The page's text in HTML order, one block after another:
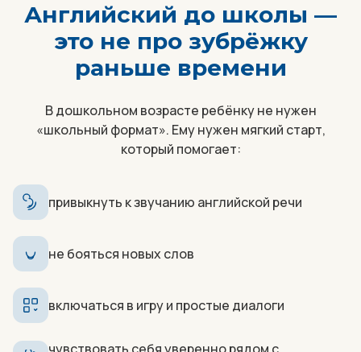
Английский до школы —
это не про зубрёжку
раньше времени
В дошкольном возрасте ребёнку не нужен
«школьный формат». Ему нужен мягкий старт,
который помогает:
привыкнуть к звучанию английской речи
не бояться новых слов
включаться в игру и простые диалоги